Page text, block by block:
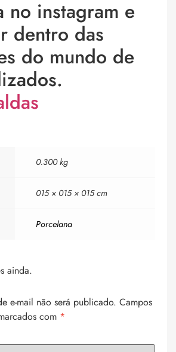
no instagram e
dentro das
do mundo de
0.300 kg
015 × 015 × 015 cm
Porcelana
ainda.
e-mail não será publicado. Campos
com *